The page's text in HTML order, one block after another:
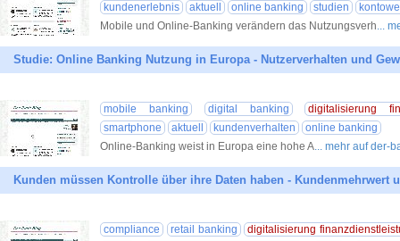
kundenerlebnis
aktuell online banking studien
Mobile und Online-Banking verändern das Nutzungsverh...
Studie: Online Banking Nutzung in Europa - Nutzerverhalten und
mobile banking digital banking
digitalisierung
smartphone
aktuell kundenverhalten
online banking
Online-Banking weist in Europa eine hohe A... mehr auf der-
Kunden müssen Kontrolle über ihre Daten haben - Kundenmehrwert
compliance retail banking
digitalisierung